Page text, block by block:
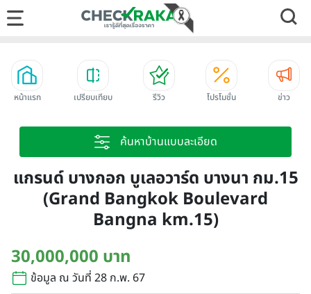
หน้าแรก เปรียบเทียบ รีวิว โปรโมชั่น ข่าว
ค้นหาบ้านแบบละเอียด
แกรนด์ บางกอก บูเลอวาร์ด บางนา กม.15
(Grand Bangkok Boulevard
Bangna km.15)
30,000,000 บาท
ข้อมูล ณ วันที่ 28 ก.พ. 67